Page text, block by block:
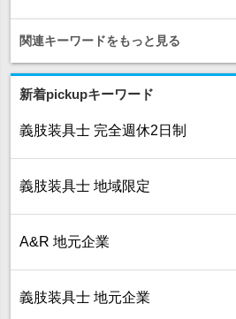
関連キーワードをもっと見る
新着pickupキーワード
義肢装具士 完全週休2日制
義肢装具士 地域限定
A&R 地元企業
義肢装具士 地元企業